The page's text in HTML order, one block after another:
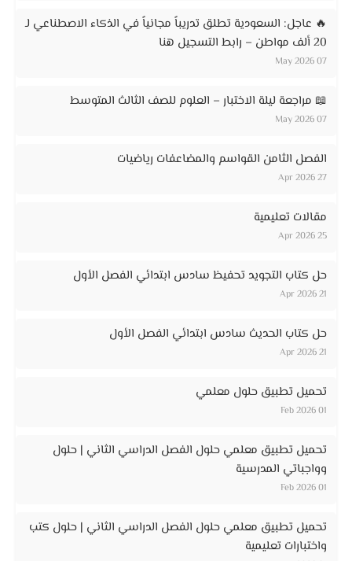
🔥 عاجل: السعودية تطلق تدريباً مجانياً في الذكاء الاصطناعي لـ
20 ألف مواطن – رابط التسجيل هنا
07 May 2026
📖 مراجعة ليلة الاختبار – العلوم للصف الثالث المتوسط
07 May 2026
الفصل الثامن القواسم والمضاعفات رياضيات
27 Apr 2026
مقالات تعليمية
25 Apr 2026
حل كتاب التجويد تحفيظ سادس ابتدائي الفصل الأول
21 Apr 2026
حل كتاب الحديث سادس ابتدائي الفصل الأول
21 Apr 2026
تحميل تطبيق حلول معلمي
01 Feb 2026
تحميل تطبيق معلمي حلول الفصل الدراسي الثاني | حلول
وواجباتي المدرسية
01 Feb 2026
تحميل تطبيق معلمي حلول الفصل الدراسي الثاني | حلول كتب
واختبارات تعليمية